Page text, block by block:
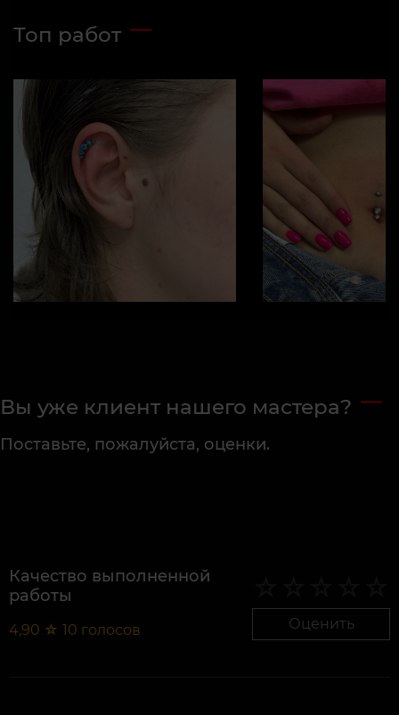
Топ работ
Вы уже клиент нашего мастера?
Поставьте, пожалуйста, оценки.
Качество выполненной
работы
4,90 ☆ 10 голосов Оценить